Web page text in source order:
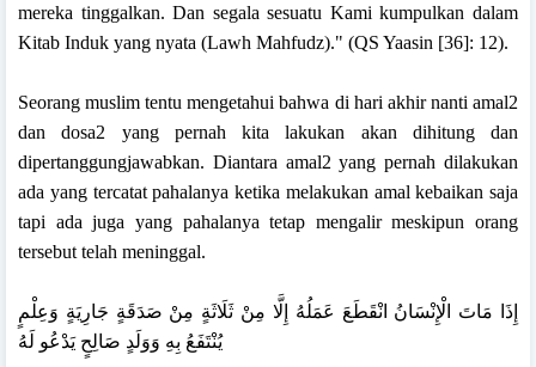
mereka tinggalkan. Dan segala sesuatu Kami kumpulkan dalam
Kitab Induk yang nyata (Lawh Mahfudz)." (QS Yaasin [36]: 12).
Seorang muslim tentu mengetahui bahwa di hari akhir nanti amal2
dan dosa2 yang pernah kita lakukan akan dihitung dan
dipertanggungjawabkan. Diantara amal2 yang pernah dilakukan
ada yang tercatat pahalanya ketika melakukan amal kebaikan saja
tapi ada juga yang pahalanya tetap mengalir meskipun orang
tersebut telah meninggal.
إِذَا مَاتَ الْإِنْسَانُ انْقَطَعَ عَمَلُهُ إِلَّا مِنْ ثَلَاثَةٍ مِنْ صَدَقَةٍ جَارِيَةٍ وَعِلْمٍ
يُنْتَفَعُ بِهِ وَوَلَدٍ صَالِحٍ يَدْعُو لَهُ